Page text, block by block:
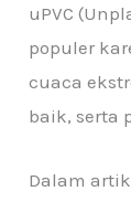
uPVC
populer
cuaca
baik, serta
Dalam